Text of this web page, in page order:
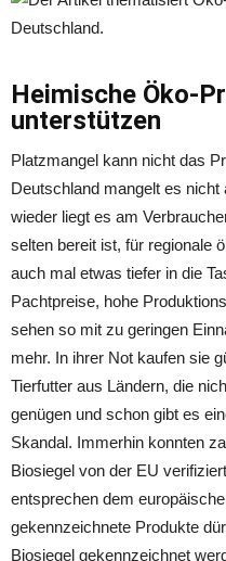
Heimische Öko-
unterstützen
Platzmangel kann nicht das
Deutschland mangelt es nicht
wieder liegt es am
selten bereit ist, für regionale
auch mal etwas tiefer in die
Pachtpreise, hohe
sehen so mit zu geringen
mehr. In ihrer Not kaufen sie
Tierfutter aus Ländern, die
genügen und schon gibt es
Skandal. Immerhin konnten
Biosiegel von der EU
entsprechen dem
gekennzeichnete Produkte
Biosiegel gekennzeichnet